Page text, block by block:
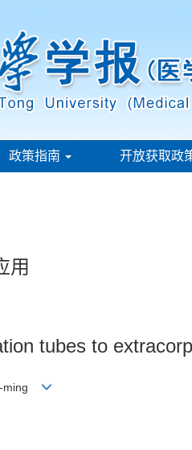
政策指南 开放获取政
用
tubes to
ming